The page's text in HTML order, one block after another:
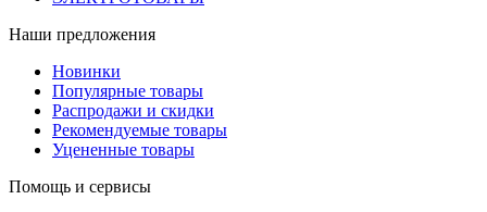
Наши предложения
Новинки
Популярные товары
Распродажи и скидки
Рекомендуемые товары
Уцененные товары
Помощь и сервисы